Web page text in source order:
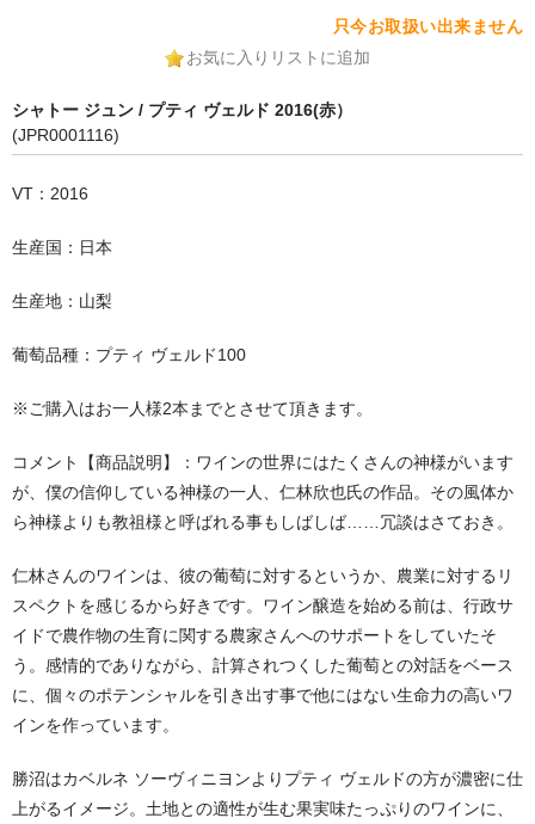
只今お取扱い出来ません
お気に入りリストに追加
シャトー ジュン / プティ ヴェルド 2016(赤）
(JPR0001116)
VT：2016
生産国：日本
生産地：山梨
葡萄品種：プティ ヴェルド100
※ご購入はお一人様2本までとさせて頂きます。
コメント【商品説明】：ワインの世界にはたくさんの神様がいます
が、僕の信仰している神様の一人、仁林欣也氏の作品。その風体か
ら神様よりも教祖様と呼ばれる事もしばしば……冗談はさておき。
仁林さんのワインは、彼の葡萄に対するというか、農業に対するリ
スペクトを感じるから好きです。ワイン醸造を始める前は、行政サ
イドで農作物の生育に関する農家さんへのサポートをしていたそ
う。感情的でありながら、計算されつくした葡萄との対話をベース
に、個々のポテンシャルを引き出す事で他にはない生命力の高いワ
インを作っています。
勝沼はカベルネ ソーヴィニヨンよりプティ ヴェルドの方が濃密に仕
上がるイメージ。土地との適性が生む果実味たっぷりのワインに、